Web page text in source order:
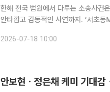
한해 전국 법원에서 다루는 소송사건
안타깝고 감동적인 사연까지. ‘서초
예우의 영향력이 과거보다 약해졌다
2026-07-18 10:00
안보현ㆍ정은채 케미 기대